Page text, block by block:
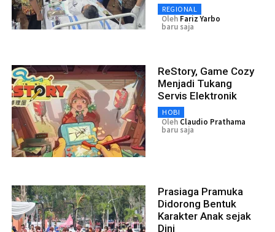
REGIONAL
Oleh Fariz Yarbo
baru saja
ReStory, Game Cozy
Menjadi Tukang
Servis Elektronik
HOBI
Oleh Claudio Prathama
baru saja
Prasiaga Pramuka
Didorong Bentuk
Karakter Anak sejak
Dini